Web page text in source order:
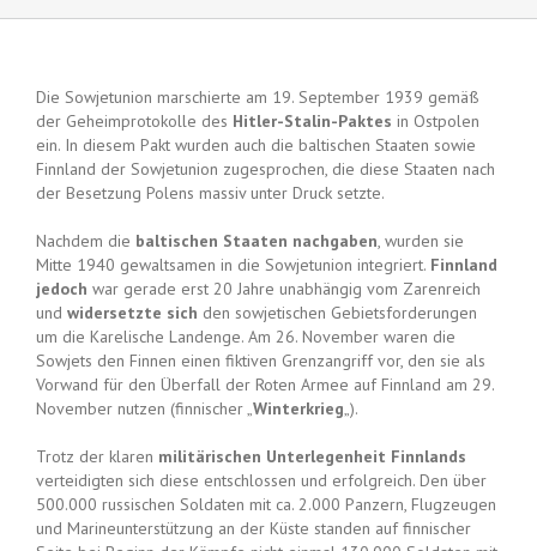
Die Sowjetunion marschierte am 19. September 1939 gemäß
der Geheimprotokolle des Hitler-Stalin-Paktes in Ostpolen
ein. In diesem Pakt wurden auch die baltischen Staaten sowie
Finnland der Sowjetunion zugesprochen, die diese Staaten nach
der Besetzung Polens massiv unter Druck setzte.
Nachdem die baltischen Staaten nachgaben, wurden sie
Mitte 1940 gewaltsamen in die Sowjetunion integriert. Finnland
jedoch war gerade erst 20 Jahre unabhängig vom Zarenreich
und widersetzte sich den sowjetischen Gebietsforderungen
um die Karelische Landenge. Am 26. November waren die
Sowjets den Finnen einen fiktiven Grenzangriff vor, den sie als
Vorwand für den Überfall der Roten Armee auf Finnland am 29.
November nutzen (finnischer „Winterkrieg„).
Trotz der klaren militärischen Unterlegenheit Finnlands
verteidigten sich diese entschlossen und erfolgreich. Den über
500.000 russischen Soldaten mit ca. 2.000 Panzern, Flugzeugen
und Marineunterstützung an der Küste standen auf finnischer